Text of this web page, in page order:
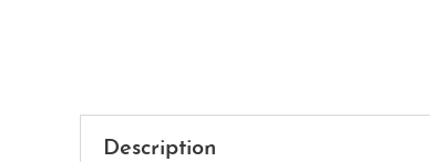
Description